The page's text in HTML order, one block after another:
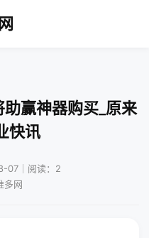
赢神器购买_原来
快讯
07｜阅读：2
多网